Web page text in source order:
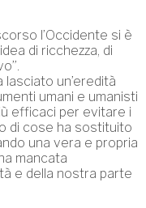
l’Occidente si è
di ricchezza, di
un’eredità
umani e umanisti
efficaci per evitare i
di cose ha sostituito
una vera e propria
mancata
e della nostra parte